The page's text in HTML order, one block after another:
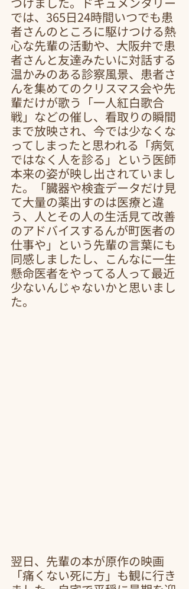
では、365日24時間いつでも患
者さんのところに駆けつける熱
心な先輩の活動や、大阪弁で患
者さんと友達みたいに対話する
温かみのある診察風景、患者さ
んを集めてのクリスマス会や先
輩だけが歌う「一人紅白歌合
戦」などの催し、看取りの瞬間
まで放映され、今では少なくな
ってしまったと思われる「病気
ではなく人を診る」という医師
本来の姿が映し出されていまし
た。「臓器や検査データだけ見
て大量の薬出すのは医療と違
う、人とその人の生活見て改善
のアドバイスするんが町医者の
仕事や」という先輩の言葉にも
同感しましたし、こんなに一生
懸命医者をやってる人って最近
少ないんじゃないかと思いまし
た。
翌日、先輩の本が原作の映画
「痛くない死に方」も観に行き